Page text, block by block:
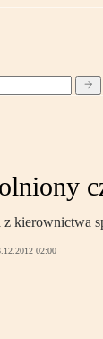
kierownictwa
02:00